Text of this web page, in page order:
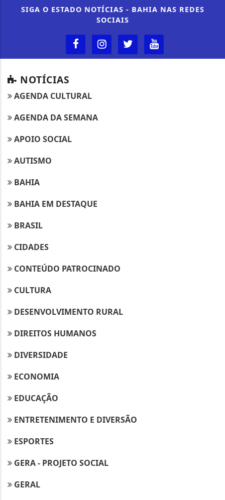
SIGA O ESTADO NOTÍCIAS - BAHIA NAS REDES
SOCIAIS
NOTÍCIAS
AGENDA CULTURAL
AGENDA DA SEMANA
APOIO SOCIAL
AUTISMO
BAHIA
BAHIA EM DESTAQUE
BRASIL
CIDADES
CONTEÚDO PATROCINADO
CULTURA
DESENVOLVIMENTO RURAL
DIREITOS HUMANOS
DIVERSIDADE
ECONOMIA
EDUCAÇÃO
ENTRETENIMENTO E DIVERSÃO
ESPORTES
GERA - PROJETO SOCIAL
GERAL